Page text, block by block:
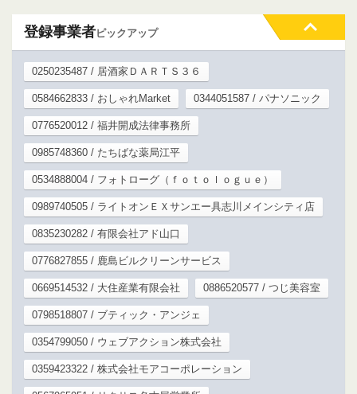
登録事業者ピックアップ
0250235487 / 居酒家ＤＡＲＴＳ３６
0584662833 / おしゃれMarket 0344051587 / パナソニック
0776520012 / 福井開成法律事務所
0985748360 / たちばな薬局江平
0534888004 / フォトローグ（ｆｏｔｏｌｏｇｕｅ）
0989740505 / ライトオンＥＸサンエー具志川メインシティ店
0835230282 / 有限会社アド山口
0776827855 / 鹿島ビルクリーンサービス
0669514532 / 大住産業有限会社 0886520577 / つじ美容室
0798518807 / ブティック・アンジェ
0354799050 / ウェブアクション株式会社
0359423322 / 株式会社モアコーポレーション